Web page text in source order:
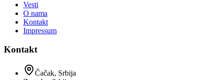
Vesti
O nama
Kontakt
Impressum
Kontakt
Čačak, Srbija